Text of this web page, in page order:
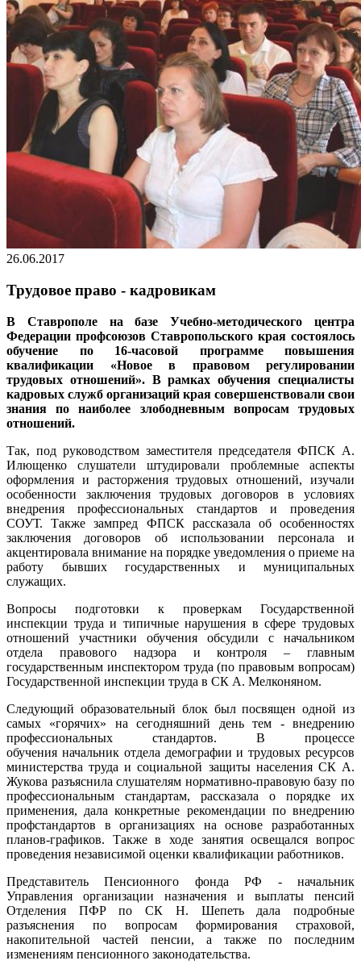
26.06.2017
Трудовое право - кадровикам
В Ставрополе на базе Учебно-методического центра
Федерации профсоюзов Ставропольского края состоялось
обучение по 16-часовой программе повышения
квалификации «Новое в правовом регулировании
трудовых отношений». В рамках обучения специалисты
кадровых служб организаций края совершенствовали свои
знания по наиболее злободневным вопросам трудовых
отношений.
Так, под руководством заместителя председателя ФПСК А.
Илющенко слушатели штудировали проблемные аспекты
оформления и расторжения трудовых отношений, изучали
особенности заключения трудовых договоров в условиях
внедрения профессиональных стандартов и проведения
СОУТ. Также зампред ФПСК рассказала об особенностях
заключения договоров об использовании персонала и
акцентировала внимание на порядке уведомления о приеме на
работу бывших государственных и муниципальных
служащих.
Вопросы подготовки к проверкам Государственной
инспекции труда и типичные нарушения в сфере трудовых
отношений участники обучения обсудили с начальником
отдела правового надзора и контроля – главным
государственным инспектором труда (по правовым вопросам)
Государственной инспекции труда в СК А. Мелконяном.
Следующий образовательный блок был посвящен одной из
самых «горячих» на сегодняшний день тем - внедрению
профессиональных стандартов. В процессе
обучения начальник отдела демографии и трудовых ресурсов
министерства труда и социальной защиты населения СК А.
Жукова разъяснила слушателям нормативно-правовую базу по
профессиональным стандартам, рассказала о порядке их
применения, дала конкретные рекомендации по внедрению
профстандартов в организациях на основе разработанных
планов-графиков. Также в ходе занятия освещался вопрос
проведения независимой оценки квалификации работников.
Представитель Пенсионного фонда РФ - начальник
Управления организации назначения и выплаты пенсий
Отделения ПФР по СК Н. Шепеть дала подробные
разъяснения по вопросам формирования страховой,
накопительной частей пенсии, а также по последним
изменениям пенсионного законодательства.